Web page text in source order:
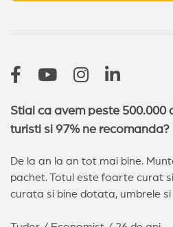
Stiai ca avem peste 500.000
turisti si 97% ne recomanda?
De la an la an tot mai bine.
pachet. Totul este foarte curat
curata si bine dotata, umbrele si